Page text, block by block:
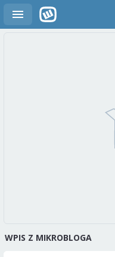
WPIS Z MIKROBLOGA